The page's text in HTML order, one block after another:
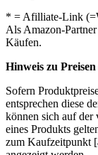
* = Afilliate-Link
Als Amazon-
Käufen.
Hinweis zu
Sofern
entsprechen diese
können sich auf der
eines Produkts
zum Kaufzeitpunkt